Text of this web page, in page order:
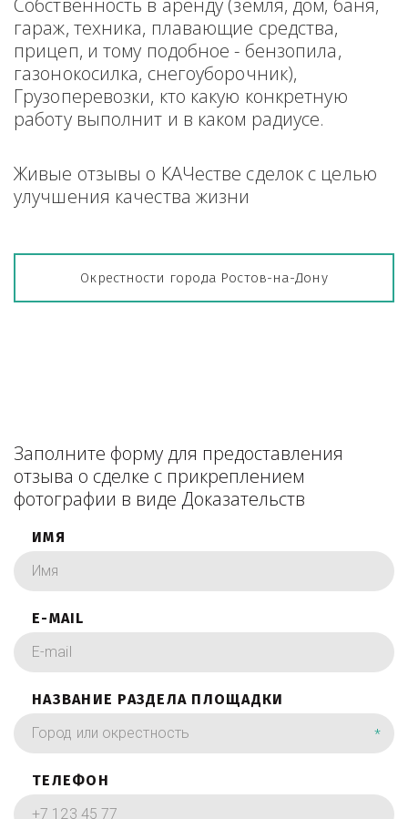
Собственность в аренду (земля, дом, баня,
гараж, техника, плавающие средства,
прицеп, и тому подобное - бензопила,
газонокосилка, снегоуборочник),
Грузоперевозки, кто какую конкретную
работу выполнит и в каком радиусе.
Живые отзывы о КАЧестве сделок с целью
улучшения качества жизни
Окрестности города Ростов-на-Дону
Заполните форму для предоставления
отзыва о сделке с прикреплением
фотографии в виде Доказательств
ИМЯ
E-MAIL
НАЗВАНИЕ РАЗДЕЛА ПЛОЩАДКИ
*
ТЕЛЕФОН